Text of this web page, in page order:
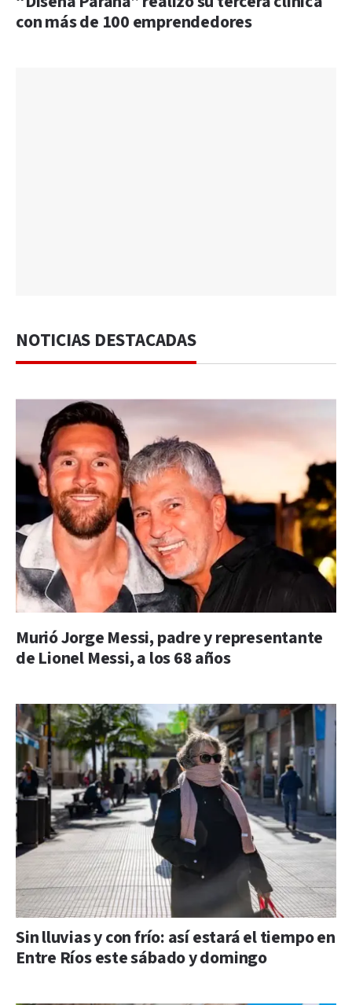
con más de 100 emprendedores
NOTICIAS DESTACADAS
Murió Jorge Messi, padre y representante
de Lionel Messi, a los 68 años
Sin lluvias y con frío: así estará el tiempo en
Entre Ríos este sábado y domingo